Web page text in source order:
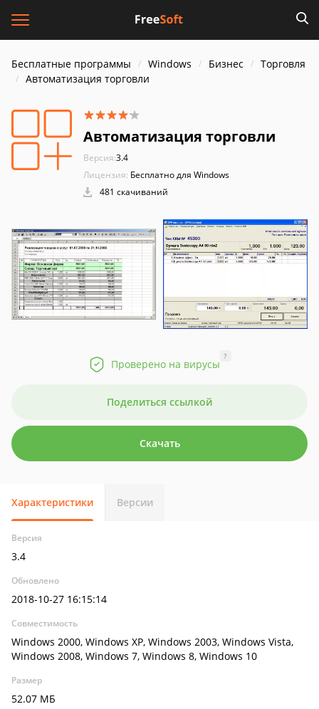
Бесплатные программы Windows Бизнес
Торговля
Автоматизация торговли
Автоматизация торговли
Версия:3.4
Лицензия: Бесплатно для Windows
481 скачиваний
Проверено на вирусы
?
Поделиться ссылкой
Скачать
Характеристики Версии
Версия
3.4
Обновлено
2018-10-27 16:15:14
Совместимость
Windows 2000, Windows XP, Windows 2003, Windows Vista,
Windows 2008, Windows 7, Windows 8, Windows 10
Размер
52.07 МБ